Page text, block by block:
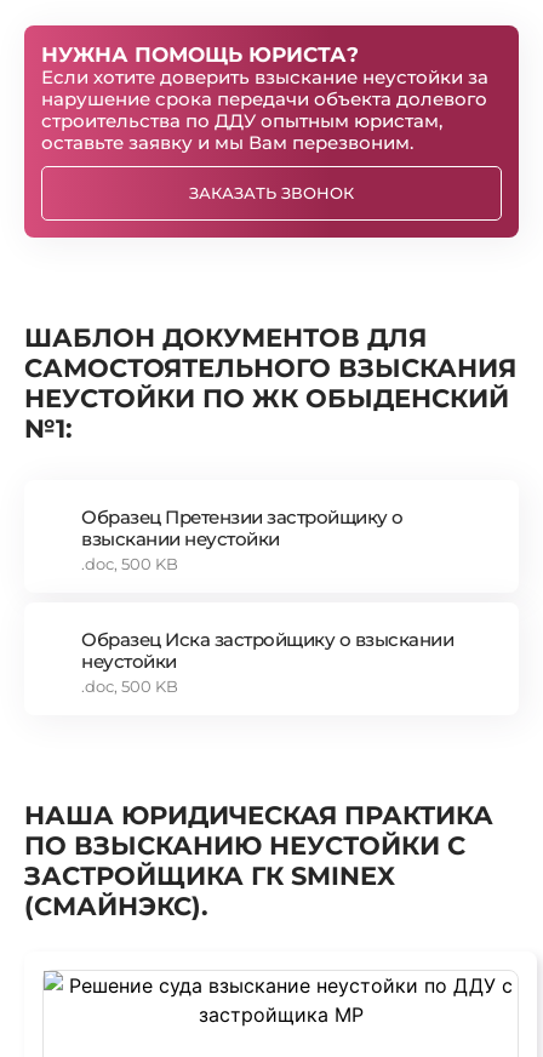
НУЖНА ПОМОЩЬ ЮРИСТА?
Если хотите доверить взыскание неустойки за
нарушение срока передачи объекта долевого
строительства по ДДУ опытным юристам,
оставьте заявку и мы Вам перезвоним.
ЗАКАЗАТЬ ЗВОНОК
ШАБЛОН ДОКУМЕНТОВ ДЛЯ
САМОСТОЯТЕЛЬНОГО ВЗЫСКАНИЯ
НЕУСТОЙКИ ПО ЖК ОБЫДЕНСКИЙ
№1:
Образец Претензии застройщику о
взыскании неустойки
.doc, 500 KB
Образец Иска застройщику о взыскании
неустойки
.doc, 500 KB
НАША ЮРИДИЧЕСКАЯ ПРАКТИКА
ПО ВЗЫСКАНИЮ НЕУСТОЙКИ С
ЗАСТРОЙЩИКА ГК SMINEX
(СМАЙНЭКС).